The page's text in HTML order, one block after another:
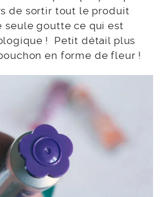
de sortir tout le produit
seule goutte ce qui est
! Petit détail plus
en forme de fleur !